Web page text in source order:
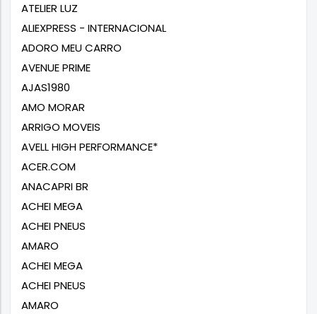
ATELIER LUZ
ALIEXPRESS - INTERNACIONAL
ADORO MEU CARRO
AVENUE PRIME
AJAS1980
AMO MORAR
ARRIGO MOVEIS
AVELL HIGH PERFORMANCE*
ACER.COM
ANACAPRI BR
ACHEI MEGA
ACHEI PNEUS
AMARO
ACHEI MEGA
ACHEI PNEUS
AMARO